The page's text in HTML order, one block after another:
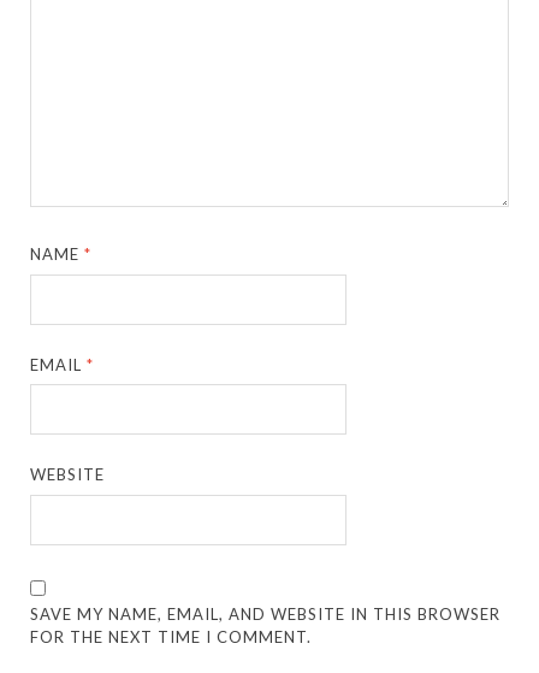
NAME*
EMAIL*
WEBSITE
SAVE MY NAME, EMAIL, AND WEBSITE IN THIS BROWSER
FOR THE NEXT TIME I COMMENT.